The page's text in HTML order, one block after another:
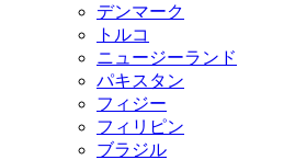
デンマーク
トルコ
ニュージーランド
パキスタン
フィジー
フィリピン
ブラジル